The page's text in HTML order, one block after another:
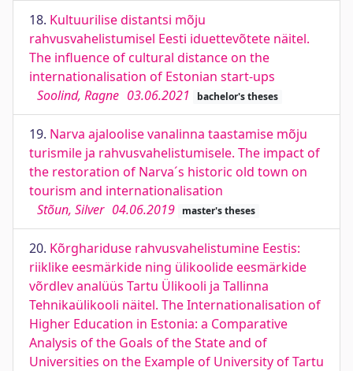
18. Kultuurilise distantsi mõju
rahvusvahelistumisel Eesti iduettevõtete näitel.
The influence of cultural distance on the
internationalisation of Estonian start-ups
Soolind, Ragne 03.06.2021 bachelor's theses
19. Narva ajaloolise vanalinna taastamise mõju
turismile ja rahvusvahelistumisele. The impact of
the restoration of Narva´s historic old town on
tourism and internationalisation
Stõun, Silver 04.06.2019 master's theses
20. Kõrghariduse rahvusvahelistumine Eestis:
riiklike eesmärkide ning ülikoolide eesmärkide
võrdlev analüüs Tartu Ülikooli ja Tallinna
Tehnikaülikooli näitel. The Internationalisation of
Higher Education in Estonia: a Comparative
Analysis of the Goals of the State and of
Universities on the Example of University of Tartu